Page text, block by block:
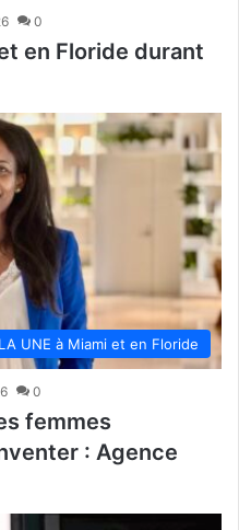
0
en Floride durant
UNE à Miami et en Floride
0
femmes
: Agence